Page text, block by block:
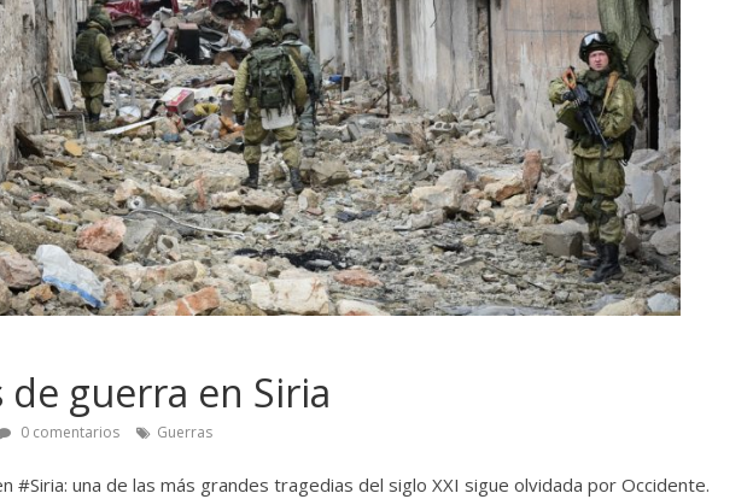
de guerra en Siria
0 comentarios Guerras
#Siria: una de las más grandes tragedias del siglo XXI sigue olvidada por Occidente.